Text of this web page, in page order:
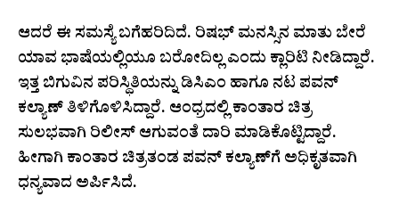
ಆದರೆ ಈ ಸಮಸ್ಯೆ ಬಗೆಹರಿದಿದೆ. ರಿಷಭ್‌ ಮನಸ್ಸಿನ ಮಾತು ಬೇರೆ
ಯಾವ ಭಾಷೆಯಲ್ಲಿಯೂ ಬರೋದಿಲ್ಲ ಎಂದು ಕ್ಲಾರಿಟಿ ನೀಡಿದ್ದಾರೆ.
ಇತ್ತ ಬಿಗುವಿನ ಪರಿಸ್ಥಿತಿಯನ್ನು ಡಿಸಿಎಂ ಹಾಗೂ ನಟ ಪವನ್
ಕಲ್ಯಾಣ್ ತಿಳಿಗೊಳಿಸಿದ್ದಾರೆ. ಆಂಧ್ರದಲ್ಲಿ ಕಾಂತಾರ ಚಿತ್ರ
ಸುಲಭವಾಗಿ ರಿಲೀಸ್ ಆಗುವಂತೆ ದಾರಿ ಮಾಡಿಕೊಟ್ಟಿದ್ದಾರೆ.
ಹೀಗಾಗಿ ಕಾಂತಾರ ಚಿತ್ರತಂಡ ಪವನ್ ಕಲ್ಯಾಣ್‌ಗೆ ಅಧಿಕೃತವಾಗಿ
ಧನ್ಯವಾದ ಅರ್ಪಿಸಿದೆ.